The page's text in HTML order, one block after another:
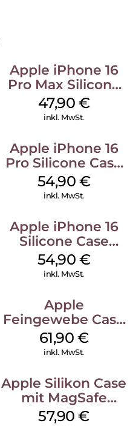
Apple iPhone 16
Pro Max Silicone
Case MagSafe
Black
47,90 €
inkl. MwSt.
Apple iPhone 16
Pro Silicone Case
MagSafe Black
54,90 €
inkl. MwSt.
Apple iPhone 16
Silicone Case
MagSafe Black
54,90 €
inkl. MwSt.
Apple
Feingewebe Case
iPhone 15 Pro
MagSafe Schwarz
61,90 €
inkl. MwSt.
Apple Silikon Case
mit MagSafe
iPhone 14 Pro
57,90€